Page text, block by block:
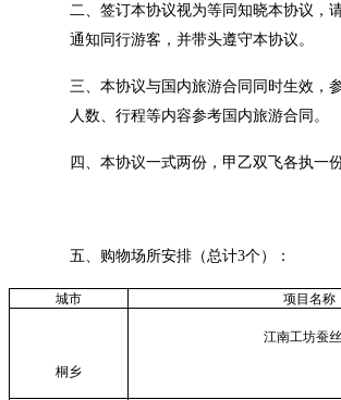
二、 签订本协议视为等同知晓本协议，
通知同行游客，并带头遵守本协议。
三、 本协议与国内旅游合同同时生效，
人数、行程等内容参考国内旅游合同。
四、 本协议一式两份，甲乙双飞各执一份
五、购物场所安排（总计3个）：
城市 项目名称
桐乡
江南工坊蚕